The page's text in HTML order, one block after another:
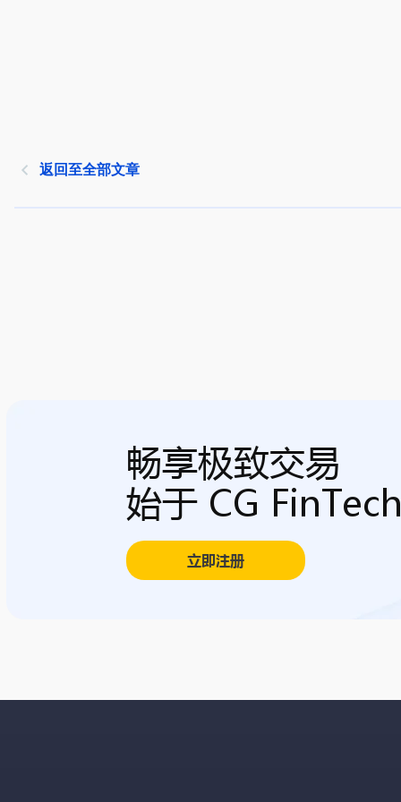
返回至全部文章
畅享极致交易
始于 CG
立即注册